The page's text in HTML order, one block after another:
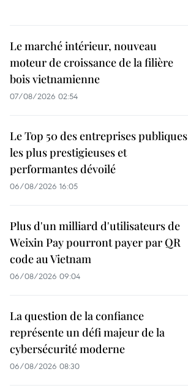
Le marché intérieur, nouveau
moteur de croissance de la filière
bois vietnamienne
07/08/2026 02:54
Le Top 50 des entreprises publiques
les plus prestigieuses et
performantes dévoilé
06/08/2026 16:05
Plus d'un milliard d'utilisateurs de
Weixin Pay pourront payer par QR
code au Vietnam
06/08/2026 09:04
La question de la confiance
représente un défi majeur de la
cybersécurité moderne
06/08/2026 08:30